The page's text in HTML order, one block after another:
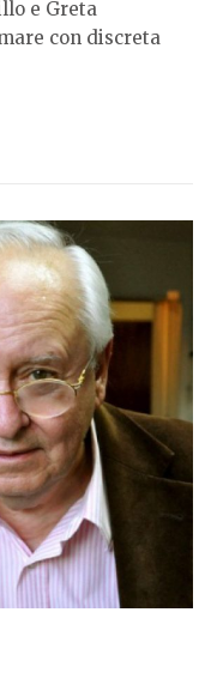
e Greta
con discreta